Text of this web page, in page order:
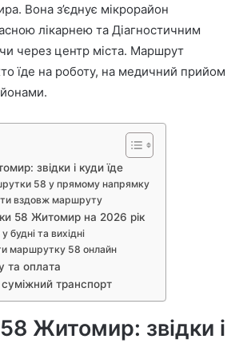
Вона з’єднує мікрорайон
лікарнею та Діагностичним
через центр міста. Маршрут
їде на роботу, на медичний прийом
звідки і куди їде
58 у прямому напрямку
вздовж маршруту
58 Житомир на 2026 рік
будні та вихідні
маршрутку 58 онлайн
та оплата
транспорт
Житомир: звідки і